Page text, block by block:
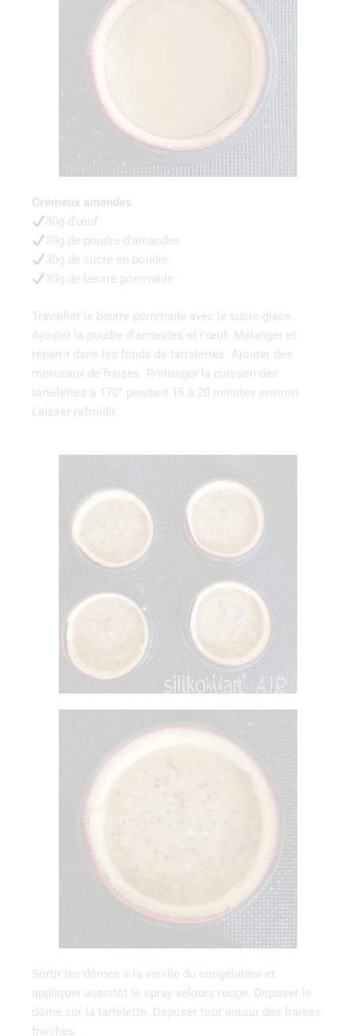
Crémeux amandes
30g d’œuf
30g de poudre d’amandes
30g de sucre en poudre
30g de beurre pommade
Travailler le beurre pommade avec le sucre glace.
Ajouter la poudre d’amandes et l’œuf. Mélanger et
répartir dans les fonds de tartelettes. Ajouter des
morceaux de fraises. Prolonger la cuisson des
tartelettes à 170° pendant 15 à 20 minutes environ.
Laisser refroidir.
Sortir les dômes à la vanille du congélateur et
appliquer aussitôt le spray velours rouge. Déposer le
dôme sur la tartelette. Déposer tout autour des fraises
fraiches.